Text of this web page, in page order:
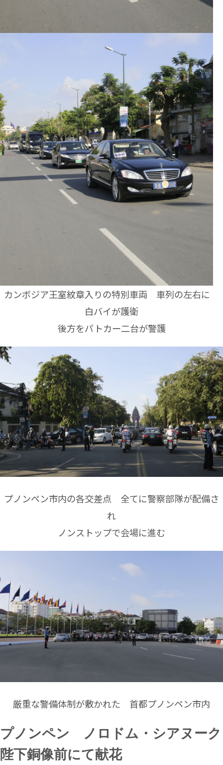
カンボジア王室紋章入りの特別車両 車列の左右に
白バイが護衛
後方をパトカー二台が警護
プノンペン市内の各交差点 全てに警察部隊が配備さ
れ
ノンストップで会場に進む
厳重な警備体制が敷かれた 首都プノンペン市内
プノンペン ノロドム・シアヌーク
陛下銅像前にて献花